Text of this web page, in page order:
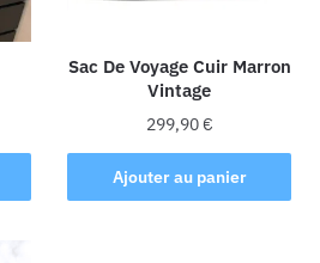
du
produit
Sac De Voyage Cuir Marron
Vintage
299,90€
Ajouter au panier